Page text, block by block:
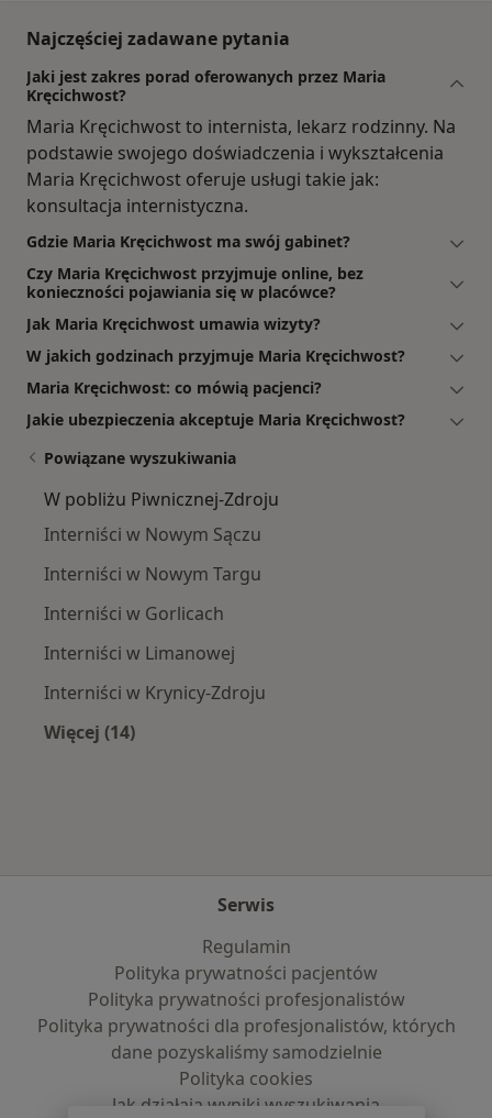
Najczęściej zadawane pytania
Jaki jest zakres porad oferowanych przez Maria
Kręcichwost?
Maria Kręcichwost to internista, lekarz rodzinny. Na
podstawie swojego doświadczenia i wykształcenia
Maria Kręcichwost oferuje usługi takie jak:
konsultacja internistyczna.
Gdzie Maria Kręcichwost ma swój gabinet?
Czy Maria Kręcichwost przyjmuje online, bez
konieczności pojawiania się w placówce?
Jak Maria Kręcichwost umawia wizyty?
W jakich godzinach przyjmuje Maria Kręcichwost?
Maria Kręcichwost: co mówią pacjenci?
Jakie ubezpieczenia akceptuje Maria Kręcichwost?
Powiązane wyszukiwania
W pobliżu Piwnicznej-Zdroju
Interniści w Nowym Sączu
Interniści w Nowym Targu
Interniści w Gorlicach
Interniści w Limanowej
Interniści w Krynicy-Zdroju
Więcej (14)
Serwis
Regulamin
Polityka prywatności pacjentów
Polityka prywatności profesjonalistów
Polityka prywatności dla profesjonalistów, których
dane pozyskaliśmy samodzielnie
Polityka cookies
Jak działają wyniki wyszukiwania